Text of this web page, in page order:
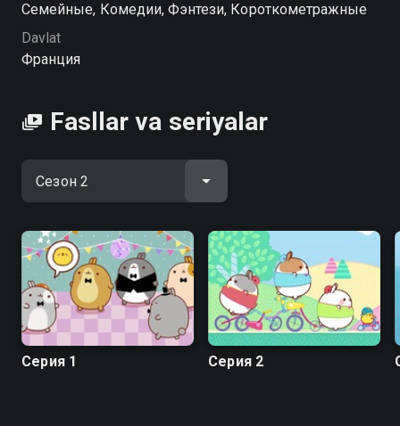
Моланг serialining 2-faslini hophop.tv saytida yuqori HD
sifatda mutlaqo bepul onlayn tomosha qilishingiz
mumkin
Семейные, Комедии, Фэнтези, Короткометражные
Davlat
Франция
Fasllar va seriyalar
Серия 1 Серия 2